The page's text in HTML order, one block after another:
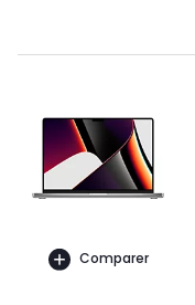
Comparer